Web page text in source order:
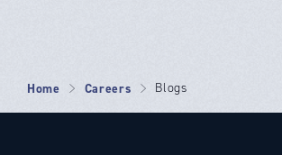
Home Careers Blogs